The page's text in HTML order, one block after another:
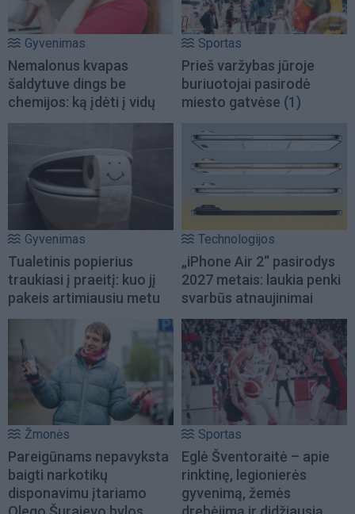
Gyvenimas
Nemalonus kvapas
šaldytuve dings be
chemijos: ką įdėti į vidų
Sportas
Prieš varžybas jūroje
buriuotojai pasirodė
miesto gatvėse (1)
Gyvenimas
Tualetinis popierius
traukiasi į praeitį: kuo jį
pakeis artimiausiu metu
Technologijos
„iPhone Air 2“ pasirodys
2027 metais: laukia penki
svarbūs atnaujinimai
Žmonės
Pareigūnams nepavyksta
baigti narkotikų
disponavimu įtariamo
Sportas
Eglė Šventoraitė – apie
rinktinę, legionierės
gyvenimą, žemės